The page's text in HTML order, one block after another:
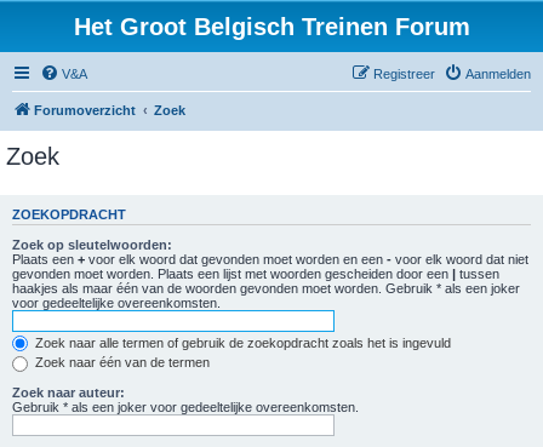
Het Groot Belgisch Treinen Forum
V&A Aanmelden
Registreer
Forumoverzicht Zoek
Zoek
ZOEKOPDRACHT
Zoek op sleutelwoorden:
Plaats een + voor elk woord dat gevonden moet worden en een - voor elk woord dat niet
gevonden moet worden. Plaats een lijst met woorden gescheiden door een | tussen
haakjes als maar één van de woorden gevonden moet worden. Gebruik * als een joker
voor gedeeltelijke overeenkomsten.
Zoek naar alle termen of gebruik de zoekopdracht zoals het is ingevuld
Zoek naar één van de termen
Zoek naar auteur:
Gebruik * als een joker voor gedeeltelijke overeenkomsten.